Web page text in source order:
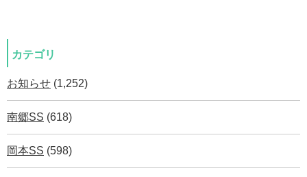
カテゴリ
お知らせ (1,252)
南郷SS (618)
岡本SS (598)